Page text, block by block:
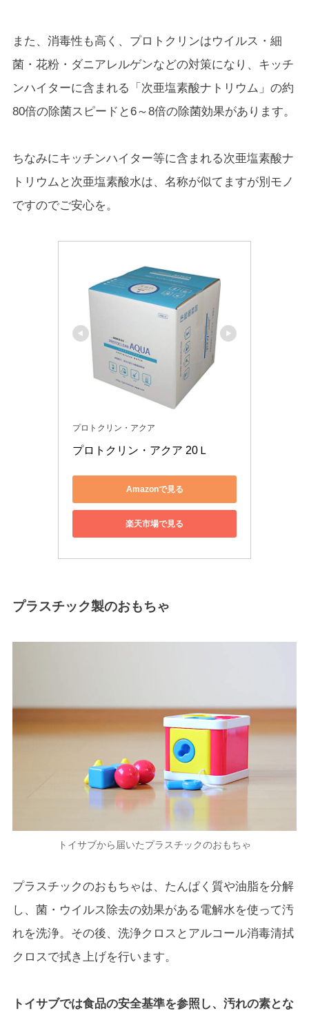
また、消毒性も高く、プロトクリンはウイルス・細
菌・花粉・ダニアレルゲンなどの対策になり、キッチ
ンハイターに含まれる「次亜塩素酸ナトリウム」の約
80倍の除菌スピードと6～8倍の除菌効果があります。
ちなみにキッチンハイター等に含まれる次亜塩素酸ナ
トリウムと次亜塩素酸水は、名称が似てますが別モノ
ですのでご安心を。
プロトクリン・アクア
プロトクリン・アクア 20Ｌ
Amazonで見る
楽天市場で見る
プラスチック製のおもちゃ
トイサブから届いたプラスチックのおもちゃ
プラスチックのおもちゃは、たんぱく質や油脂を分解
し、菌・ウイルス除去の効果がある電解水を使って汚
れを洗浄。その後、洗浄クロスとアルコール消毒清拭
クロスで拭き上げを行います。
トイサブでは食品の安全基準を参照し、汚れの素とな